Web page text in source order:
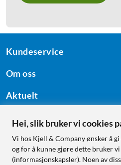
Kundeservice
Om oss
Aktuelt
Følg oss
Hei, slik bruker vi cookies
Vi hos Kjell & Company ønsker å
og for å kunne gjøre dette bruker
(informasjonskapsler). Noen av